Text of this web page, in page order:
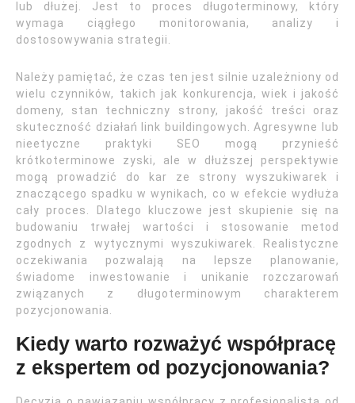
lub dłużej. Jest to proces długoterminowy, który
wymaga ciągłego monitorowania, analizy i
dostosowywania strategii.
Należy pamiętać, że czas ten jest silnie uzależniony od
wielu czynników, takich jak konkurencja, wiek i jakość
domeny, stan techniczny strony, jakość treści oraz
skuteczność działań link buildingowych. Agresywne lub
nieetyczne praktyki SEO mogą przynieść
krótkoterminowe zyski, ale w dłuższej perspektywie
mogą prowadzić do kar ze strony wyszukiwarek i
znaczącego spadku w wynikach, co w efekcie wydłuża
cały proces. Dlatego kluczowe jest skupienie się na
budowaniu trwałej wartości i stosowanie metod
zgodnych z wytycznymi wyszukiwarek. Realistyczne
oczekiwania pozwalają na lepsze planowanie,
świadome inwestowanie i unikanie rozczarowań
związanych z długoterminowym charakterem
pozycjonowania.
Kiedy warto rozważyć współpracę
z ekspertem od pozycjonowania?